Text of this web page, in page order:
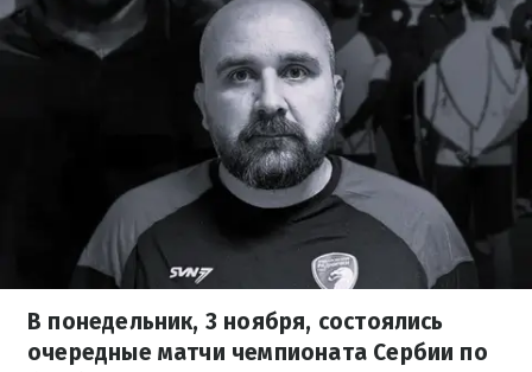
В понедельник, 3 ноября, состоялись
очередные матчи чемпионата Сербии по